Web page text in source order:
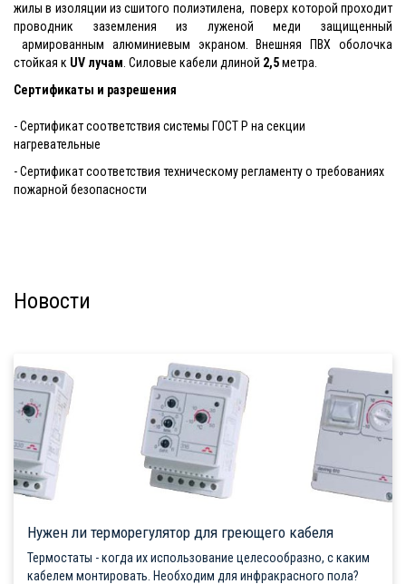
жилы в изоляции из сшитого полиэтилена, поверх которой проходит
проводник заземления из луженой меди защищенный
армированным алюминиевым экраном. Внешняя ПВХ оболочка
стойкая к UV лучам . Силовые кабели длиной 2,5метра.
Сертификаты и разрешения
- Сертификат соответствия системы ГОСТ Р на секции
нагревательные
- Сертификат соответствия техническому регламенту о требованиях
пожарной безопасности
Новости
Нужен ли терморегулятор для греющего кабеля
Термостаты - когда их использование целесообразно, с каким
кабелем монтировать. Необходим для инфракрасного пола?